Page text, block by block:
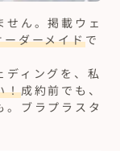
せん。掲載ウェ
ーダーメイドで
ディングを、私
！成約前でも、
ブラプラスタ